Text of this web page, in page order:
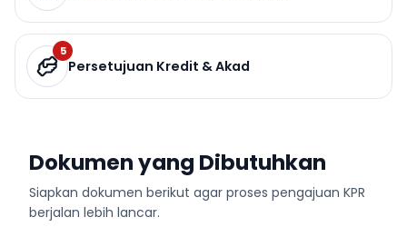
5
Persetujuan Kredit & Akad
Dokumen yang Dibutuhkan
Siapkan dokumen berikut agar proses pengajuan KPR
berjalan lebih lancar.